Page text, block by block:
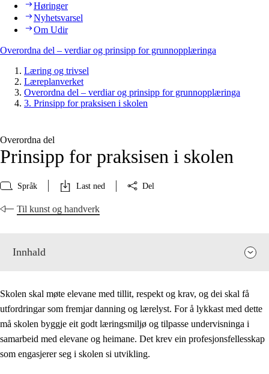
Høringer
Nyhetsvarsel
Om Udir
Overordna del – verdiar og prinsipp for grunnopplæringa
Læring og trivsel
Læreplanverket
Overordna del – verdiar og prinsipp for grunnopplæringa
3. Prinsipp for praksisen i skolen
Overordna del
Prinsipp for praksisen i skolen
Språk Last ned Del
Til kunst og handverk
Innhald
Skolen skal møte elevane med tillit, respekt og krav, og dei skal få
utfordringar som fremjar danning og lærelyst. For å lykkast med dette
må skolen byggje eit godt læringsmiljø og tilpasse undervisninga i
samarbeid med elevane og heimane. Det krev ein profesjonsfellesskap
som engasjerer seg i skolen si utvikling.